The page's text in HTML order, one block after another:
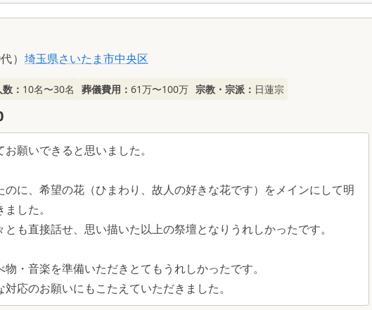
）埼玉県さいたま市中央区
： 10名〜30名 葬儀費用： 61万〜100万 宗教・宗派： 日蓮宗
願いできると思いました。
のに、希望の花（ひまわり、故人の好きな花です）をメインにして明
した。
とも直接話せ、思い描いた以上の祭壇となりうれしかったです。
物・音楽を準備いただきとてもうれしかったです。
対応のお願いにもこたえていただきました。